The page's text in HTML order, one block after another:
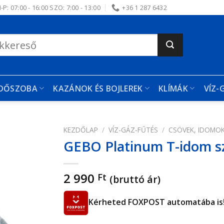
P: 07:00 - 16:00 SZO: 7:00 - 13:00 +36 1 287 6432
KAZÁNOK ÉS BOJLEREK KLÍMÁK VÍZ-
KEZDŐLAP / VÍZ-GÁZ-FŰTÉS / CSÖVEK,
GEBO Platinum T-idom
2 990 Ft (bruttó ár)
Kérheted FOXPOST automatába